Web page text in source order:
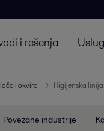
i rešenja
i okvira Higijenska linija
Povezane industrije